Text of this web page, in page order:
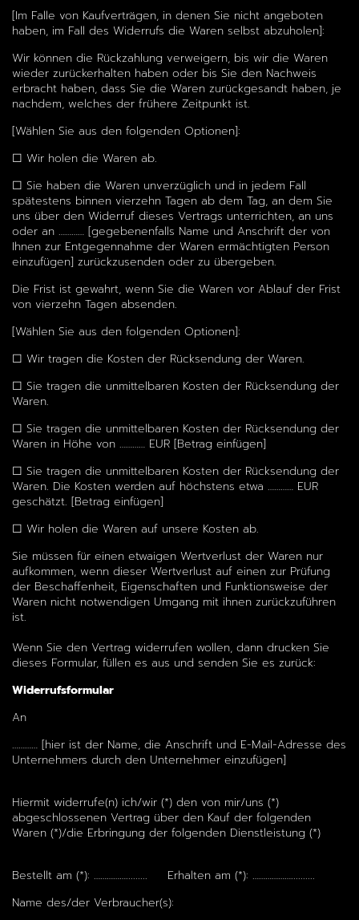
[Im Falle von Kaufverträgen, in denen Sie nicht angeboten
haben, im Fall des Widerrufs die Waren selbst abzuholen]:
Wir können die Rückzahlung verweigern, bis wir die Waren
wieder zurückerhalten haben oder bis Sie den Nachweis
erbracht haben, dass Sie die Waren zurückgesandt haben, je
nachdem, welches der frühere Zeitpunkt ist.
[Wählen Sie aus den folgenden Optionen]:
☐ Wir holen die Waren ab.
☐ Sie haben die Waren unverzüglich und in jedem Fall
spätestens binnen vierzehn Tagen ab dem Tag, an dem Sie
uns über den Widerruf dieses Vertrags unterrichten, an uns
oder an ………… [gegebenenfalls Name und Anschrift der von
Ihnen zur Entgegennahme der Waren ermächtigten Person
einzufügen] zurückzusenden oder zu übergeben.
Die Frist ist gewahrt, wenn Sie die Waren vor Ablauf der Frist
von vierzehn Tagen absenden.
[Wählen Sie aus den folgenden Optionen]:
☐ Wir tragen die Kosten der Rücksendung der Waren.
☐ Sie tragen die unmittelbaren Kosten der Rücksendung der
Waren.
☐ Sie tragen die unmittelbaren Kosten der Rücksendung der
Waren in Höhe von ………… EUR [Betrag einfügen]
☐ Sie tragen die unmittelbaren Kosten der Rücksendung der
Waren. Die Kosten werden auf höchstens etwa ………… EUR
geschätzt. [Betrag einfügen]
☐ Wir holen die Waren auf unsere Kosten ab.
Sie müssen für einen etwaigen Wertverlust der Waren nur
aufkommen, wenn dieser Wertverlust auf einen zur Prüfung
der Beschaffenheit, Eigenschaften und Funktionsweise der
Waren nicht notwendigen Umgang mit ihnen zurückzuführen
ist.
Wenn Sie den Vertrag widerrufen wollen, dann drucken Sie
dieses Formular, füllen es aus und senden Sie es zurück:
Widerrufsformular
An
………… [hier ist der Name, die Anschrift und E-Mail-Adresse des
Unternehmers durch den Unternehmer einzufügen]
Hiermit widerrufe(n) ich/wir (*) den von mir/uns (*)
abgeschlossenen Vertrag über den Kauf der folgenden
Waren (*)/die Erbringung der folgenden Dienstleistung (*)
Bestellt am (*): ……………......... Erhalten am (*): ………………..........
Name des/der Verbraucher(s):